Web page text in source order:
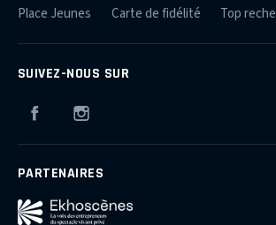
Place Jeunes
Carte de fidélité Top
SUIVEZ-NOUS SUR
Facebook
PARTENAIRES